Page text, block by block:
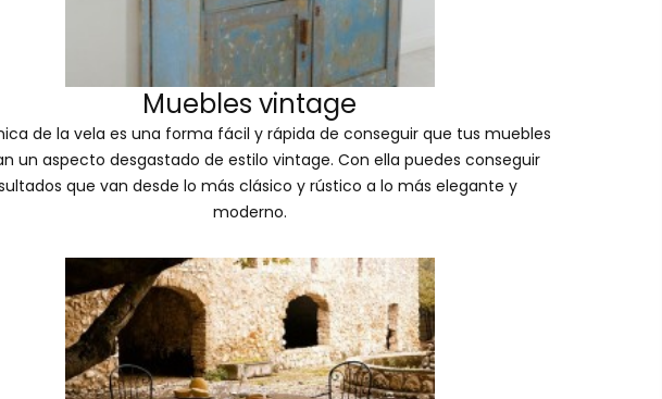
Muebles vintage
de la vela es una forma fácil y rápida de conseguir que tus muebles
un aspecto desgastado de estilo vintage. Con ella puedes conseguir
que van desde lo más clásico y rústico a lo más elegante y
moderno.